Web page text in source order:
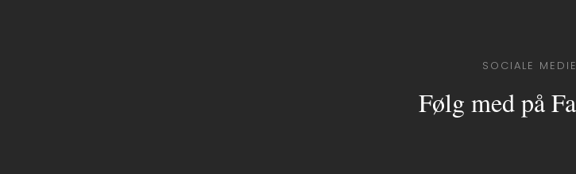
SOCIALE
Følg med på